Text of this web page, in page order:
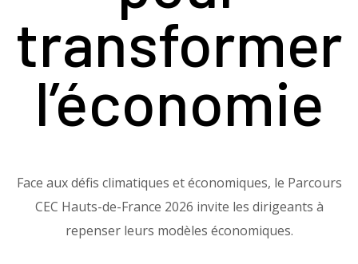
transformer
l’économie
Face aux défis climatiques et économiques, le Parcours
CEC Hauts-de-France 2026 invite les dirigeants à
repenser leurs modèles économiques.